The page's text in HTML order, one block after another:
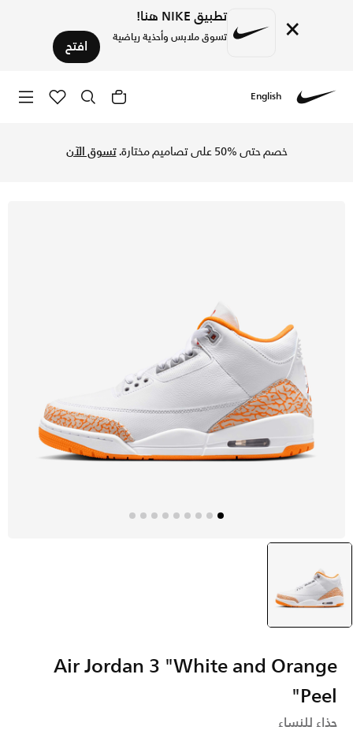
× تطبيق NIKE هنا!
تسوق ملابس وأحذية رياضية افتح
English
خصم حتى %50 على تصاميم مختارة. تسوق الآن
selected
أبيض
Air Jordan 3 "White and Orange
Peel"
حذاء للنساء